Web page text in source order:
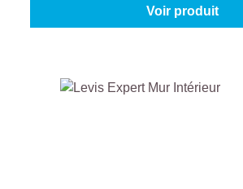
Voir produit